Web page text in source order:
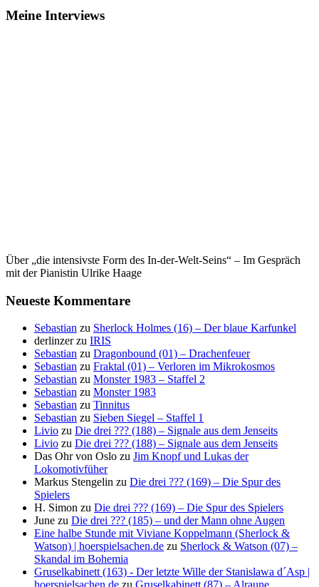
Meine Interviews
Über „die intensivste Form des In-der-Welt-Seins“ – Im Gespräch
mit der Pianistin Ulrike Haage
Neueste Kommentare
Sebastian zu Sherlock Holmes (16) – Der blaue Karfunkel
derlinzerzu IRIS
Sebastian zu Dragonbound (01) – Drachenfeuer
Sebastian zu Fraktal (01) – Verloren im Mikrokosmos
Sebastian zu Monster 1983 – Staffel 2
Sebastian zu Monster 1983
Sebastian zu Tinnitus
Sebastian zu Sieben Siegel – Staffel 1
Livio zu Die drei ??? (188) – Signale aus dem Jenseits
Livio zu Die drei ??? (188) – Signale aus dem Jenseits
Das Ohr von Oslo zu Jim Knopf und Lukas der
Lokomotivfüher
Markus Stengelin zu Die drei ??? (169) – Die Spur des
Spielers
H. Simon zu Die drei ??? (169) – Die Spur des Spielers
June zu Die drei ??? (185) – und der Mann ohne Augen
Eine halbe Stunde mit Viviane Koppelmann (Sherlock &
Watson) | hoerspielsachen.de zu Sherlock & Watson (07) –
Skandal im Bohemia
Gruselkabinett (163) - Der letzte Wille der Stanislawa d´Asp |